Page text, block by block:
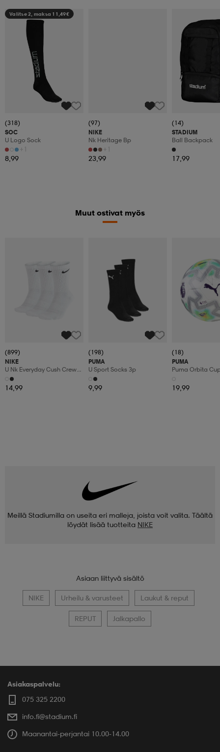
Valitse 2, maksa 11,49€
(318)
SOC
U Logo Sock
+1
8,99
(97)
NIKE
Nk Heritage Bp
+1
23,99
(14)
STADIUM
Ball Backpack
17,99
Muut ostivat myös
(899)
NIKE
U Nk Everyday Cush Crew
3pr
14,99
(198)
PUMA
U Sport Socks 3p
9,99
(18)
PUMA
Puma Orbita
19,99
Meillä Stadiumilla on useita eri malleja, joista voit valita. Täältä
löydät lisää tuotteita NIKE
Asiaan liittyvä sisältö
NIKE Urheilu & varusteet Laukut & reput
REPUT Jalkapallo
Asiakaspalvelu:
075 325 2200
info.fi@stadium.fi
Maanantai-perjantai 10.00-14.00